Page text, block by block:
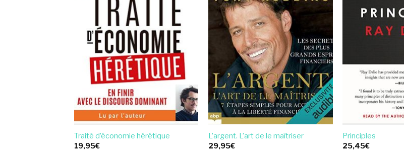
Traité d’économie hérétique
19,95€
L’argent. L’art de le maîtriser
29,95€
Principles
25,45€